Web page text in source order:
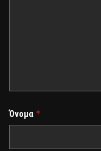
Όνομα *